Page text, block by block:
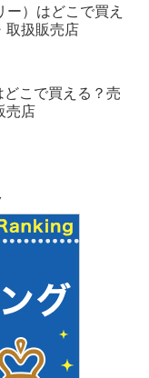
）はどこで買え
取扱販売店
こで買える？売
売店